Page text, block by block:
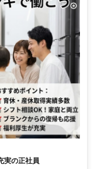
実の正社員